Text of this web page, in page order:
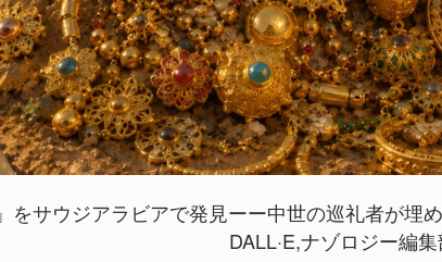
をサウジアラビアで発見ーー中世の巡礼者が埋
DALL·E,ナゾロジー編